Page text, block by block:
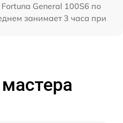
General 100S6 по
занимает 3 часа при